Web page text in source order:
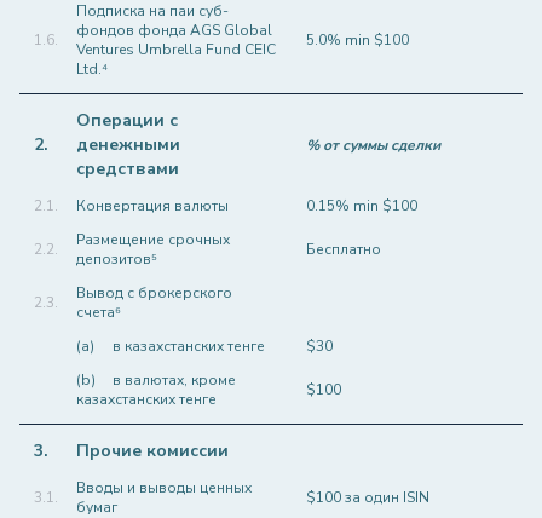
1.6.
Подписка на паи суб-
фондов фонда AGS Global
Ventures Umbrella Fund CEIC
Ltd.⁴
5.0% min $100
2.
Операции с
денежными
средствами
% от суммы сделки
2.1. Конвертация валюты 0.15% min $100
2.2.
Размещение срочных
депозитов⁵
Бесплатно
2.3.
Вывод с брокерского
счета⁶
(a)
в казахстанских тенге
$30
(b)
в валютах, кроме
казахстанских тенге
$100
3. Прочие комиссии
3.1.
Вводы и выводы ценных
бумаг
$100 за один ISIN